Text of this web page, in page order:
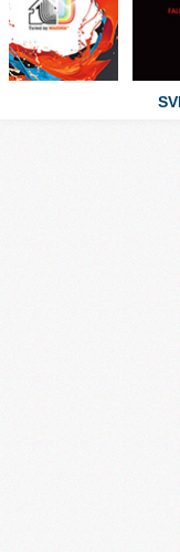
Svet zabave i umetnosti
Svet zanimljivosti
Svet zdravlja